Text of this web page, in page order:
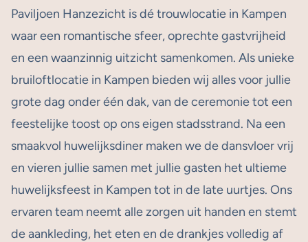
Paviljoen Hanzezicht is dé trouwlocatie in Kampen
waar een romantische sfeer, oprechte gastvrijheid
en een waanzinnig uitzicht samenkomen. Als unieke
bruiloftlocatie in Kampen bieden wij alles voor jullie
grote dag onder één dak, van de ceremonie tot een
feestelijke toost op ons eigen stadsstrand. Na een
smaakvol huwelijksdiner maken we de dansvloer vrij
en vieren jullie samen met jullie gasten het ultieme
huwelijksfeest in Kampen tot in de late uurtjes. Ons
ervaren team neemt alle zorgen uit handen en stemt
de aankleding, het eten en de drankjes volledig af